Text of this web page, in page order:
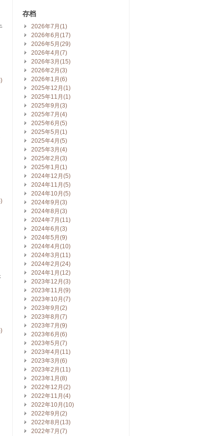
存档
2026年7月(1)
2026年6月(17)
2026年5月(29)
2026年4月(7)
2026年3月(15)
2026年2月(3)
2026年1月(6)
2025年12月(1)
2025年11月(1)
2025年9月(3)
2025年7月(4)
2025年6月(5)
2025年5月(1)
2025年4月(5)
2025年3月(4)
2025年2月(3)
2025年1月(1)
2024年12月(5)
2024年11月(5)
2024年10月(5)
2024年9月(3)
2024年8月(3)
2024年7月(11)
2024年6月(3)
2024年5月(9)
2024年4月(10)
2024年3月(11)
2024年2月(24)
2024年1月(12)
2023年12月(3)
2023年11月(9)
2023年10月(7)
2023年9月(2)
2023年8月(7)
2023年7月(9)
2023年6月(6)
2023年5月(7)
2023年4月(11)
2023年3月(6)
2023年2月(11)
2023年1月(8)
2022年12月(2)
2022年11月(4)
2022年10月(10)
2022年9月(2)
2022年8月(13)
2022年7月(7)